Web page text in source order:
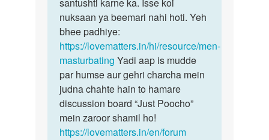
Pritam
yadav
me…
santushti karne ka. Isse koi
nuksaan ya beemari nahi hoti. Yeh
bhee padhiye:
https://lovematters.in/hi/resource/men-
masturbating Yadi aap is mudde
par humse aur gehri charcha mein
judna chahte hain to hamare
discussion board “Just Poocho”
mein zaroor shamil ho!
https://lovematters.in/en/forum